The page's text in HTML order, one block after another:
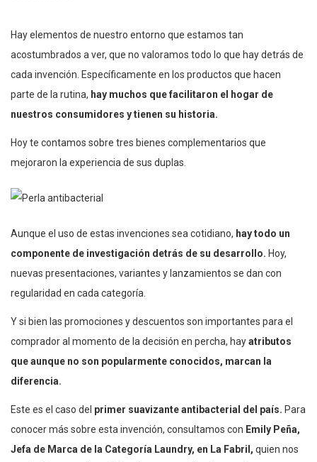
Hay elementos de nuestro entorno que estamos tan
acostumbrados a ver, que no valoramos todo lo que hay detrás de
cada invención. Específicamente en los productos que hacen
parte de la rutina, hay muchos que facilitaron el hogar de
nuestros consumidores y tienen su historia.
Hoy te contamos sobre tres bienes complementarios que
mejoraron la experiencia de sus duplas.
Aunque el uso de estas invenciones sea cotidiano, hay todo un
componente de investigación detrás de su desarrollo. Hoy,
nuevas presentaciones, variantes y lanzamientos se dan con
regularidad en cada categoría.
Y si bien las promociones y descuentos son importantes para el
comprador al momento de la decisión en percha, hayatributos
que aunque no son popularmente conocidos, marcan la
diferencia.
Este es el caso del primer suavizante antibacterial del país. Para
conocer más sobre esta invención, consultamos con Emily Peña,
Jefa de Marca de la Categoría Laundry, en La Fabril, quien nos